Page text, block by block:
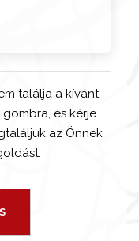
találja a kívánt
és kérje
az Önnek